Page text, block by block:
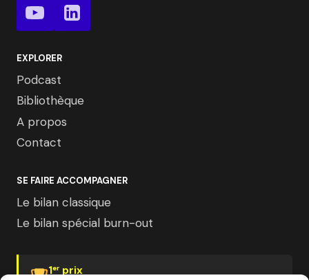
EXPLORER
Podcast
Bibliothèque
A propos
Contact
SE FAIRE ACCOMPAGNER
Le bilan classique
Le bilan spécial burn-out
1er prix